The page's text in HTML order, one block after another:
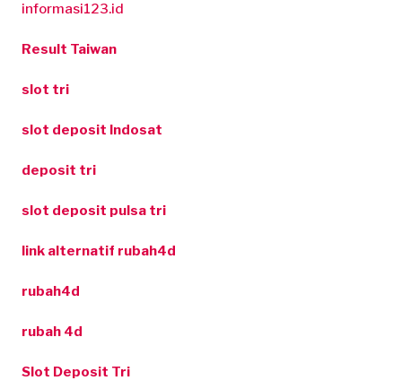
informasi123.id
Result Taiwan
slot tri
slot deposit Indosat
deposit tri
slot deposit pulsa tri
link alternatif rubah4d
rubah4d
rubah 4d
Slot Deposit Tri